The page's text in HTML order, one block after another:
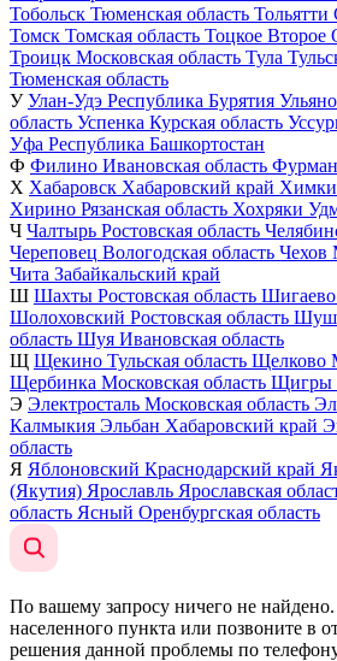
Тобольск Тюменская область Тольятти
Томск Томская область Тоцкое Второе
Троицк Московская область Тула
Тюменская область
У Улан-Удэ Республика Бурятия
область Успенка Курская область
Уфа Республика Башкортостан
Ф Филино Ивановская область
Х Хабаровск Хабаровский край Химки
Хирино Рязанская область Хохряки
Ч Чалтырь Ростовская область
Череповец Вологодская область Чехов
Чита Забайкальский край
Ш Шахты Ростовская область Шигаево
Шолоховский Ростовская область
область Шуя Ивановская область
Щ Щекино Тульская область Щелково
Щербинка Московская область Щигры
Э Электросталь Московская область
Калмыкия Эльбан Хабаровский край
область
Я Яблоновский Краснодарский край
(Якутия) Ярославль Ярославская
область Ясный Оренбургская область
По вашему запросу ничего не
населенного пункта или позвоните в
решения данной проблемы по